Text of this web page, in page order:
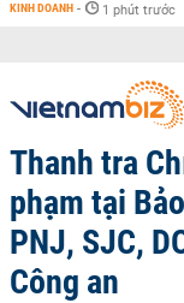
KINH DOANH - 1 phút trước
Thanh tra
phạm tại
PNJ, SJC,
Công an